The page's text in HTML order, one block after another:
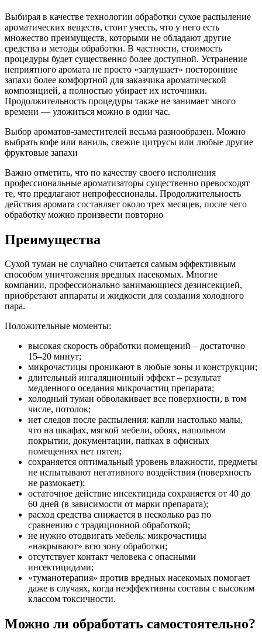
Выбирая в качестве технологии обработки сухое распыление
ароматических веществ, стоит учесть, что у него есть
множество преимуществ, которыми не обладают другие
средства и методы обработки. В частности, стоимость
процедуры будет существенно более доступной. Устранение
неприятного аромата не просто «заглушает» посторонние
запахи более комфортной для заказчика ароматической
композицией, а полностью убирает их источники.
Продолжительность процедуры также не занимает много
времени — уложиться можно в один час.
Выбор ароматов-заместителей весьма разнообразен. Можно
выбрать кофе или ваниль, свежие цитрусы или любые другие
фруктовые запахи
Важно отметить, что по качеству своего исполнения
профессиональные ароматизаторы существенно превосходят
те, что предлагают непрофессионалы. Продолжительность
действия аромата составляет около трех месяцев, после чего
обработку можно произвести повторно
Преимущества
Сухой туман не случайно считается самым эффективным
способом уничтожения вредных насекомых. Многие
компании, профессионально занимающиеся дезинсекцией,
приобретают аппараты и жидкости для создания холодного
пара.
Положительные моменты:
высокая скорость обработки помещений – достаточно
15–20 минут;
микрочастицы проникают в любые зоны и конструкции;
длительный ингаляционный эффект – результат
медленного оседания микрочастиц препарата;
холодный туман обволакивает все поверхности, в том
числе, потолок;
нет следов после распыления: капли настолько малы,
что на шкафах, мягкой мебели, обоях, напольном
покрытии, документации, папках в офисных
помещениях нет пятен;
сохраняется оптимальный уровень влажности, предметы
не испытывают негативного воздействия (поверхность
не размокает);
остаточное действие инсектицида сохраняется от 40 до
60 дней (в зависимости от марки препарата);
расход средства снижается в несколько раз по
сравнению с традиционной обработкой;
не нужно отодвигать мебель: микрочастицы
«накрывают» всю зону обработки;
отсутствует контакт человека с опасными
инсектицидами;
«туманотерапия» против вредных насекомых помогает
даже в случаях, когда неэффективны составы с высоким
классом токсичности.
Можно ли обработать самостоятельно?